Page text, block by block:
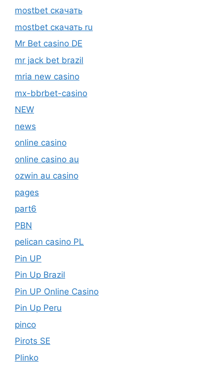
mostbet скачать
mostbet скачать ru
Mr Bet casino DE
mr jack bet brazil
mria new casino
mx-bbrbet-casino
NEW
news
online casino
online casino au
ozwin au casino
pages
part6
PBN
pelican casino PL
Pin UP
Pin Up Brazil
Pin UP Online Casino
Pin Up Peru
pinco
Pirots SE
Plinko